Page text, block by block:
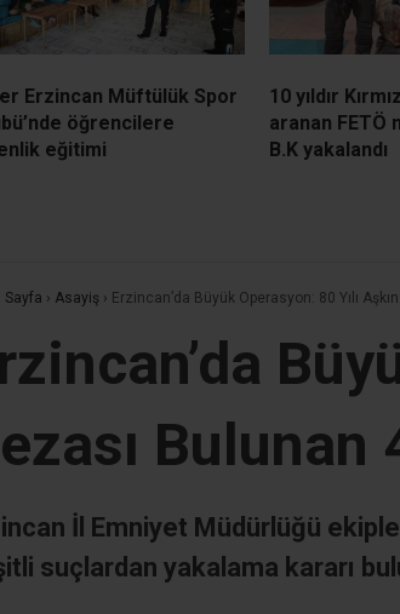
Erzincan Müftülük Spor
öğrencilere
eğitimi
10 yıldır
aranan
B.K yakalandı
Sayfa › Asayiş › Erzincan’da Büyük Operasyon: 80 Yılı
Bulunan
İl Emniyet Müdürlüğü
suçlardan yakalama kararı